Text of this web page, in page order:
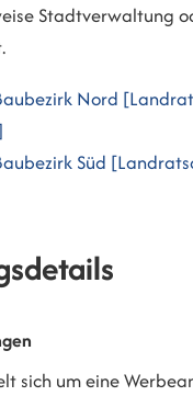
Stadtverwaltung
Nord
Süd
sich um eine